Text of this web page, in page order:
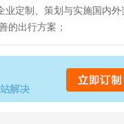
业定制、策划与实施国内
的出行方案；